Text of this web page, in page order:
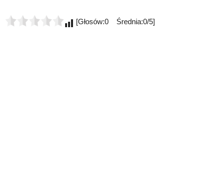
[Głosów:0 Średnia:0/5]